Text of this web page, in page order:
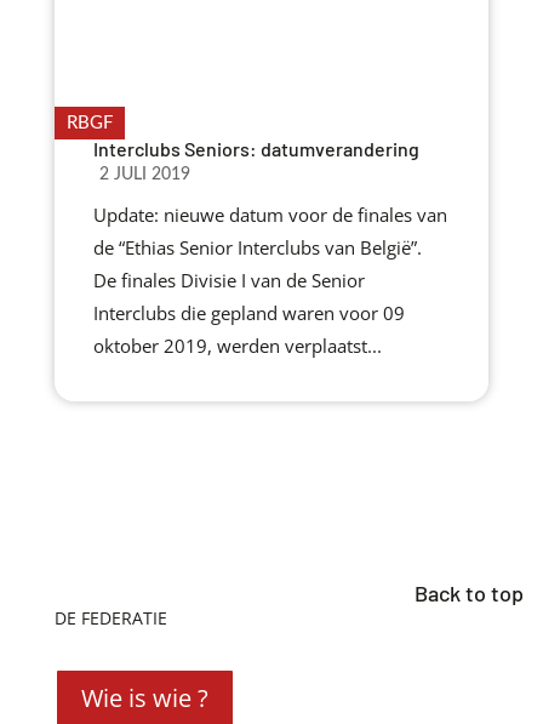
RBGF
Interclubs Seniors: datumverandering
2 JULI 2019
Update: nieuwe datum voor de finales van
de “Ethias Senior Interclubs van België”.
De finales Divisie I van de Senior
Interclubs die gepland waren voor 09
oktober 2019, werden verplaatst...
DE FEDERATIE
Wie is wie ?
Back to top